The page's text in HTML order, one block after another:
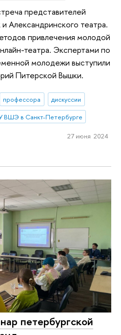
представителей
Александринского театра.
привлечения молодой
театра. Экспертами по
молодежи выступили
Питерской Вышки.
профессора
дискуссии
ВШЭ в Санкт-Петербурге
27 июня 2024
петербургской